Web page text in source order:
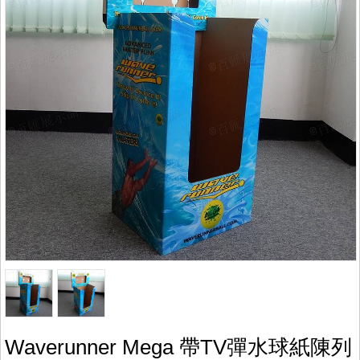
Waverunner Mega 帶TV彈水球紙陳列